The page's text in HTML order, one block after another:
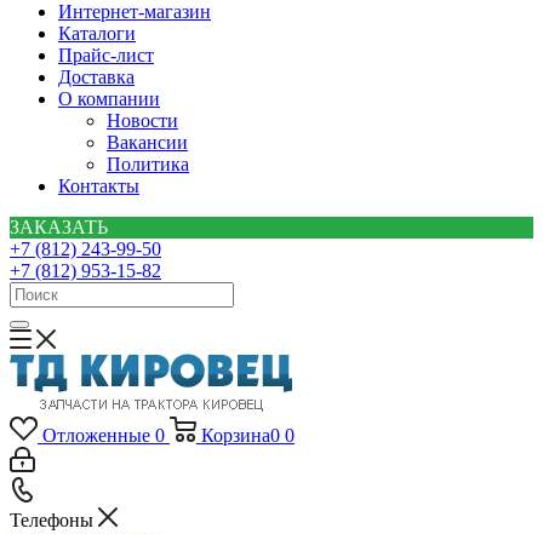
Интернет-магазин
Каталоги
Прайс-лист
Доставка
О компании
Новости
Вакансии
Политика
Контакты
ЗАКАЗАТЬ
+7 (812) 243-99-50
+7 (812) 953-15-82
Отложенные 0 Корзина0 0
Телефоны